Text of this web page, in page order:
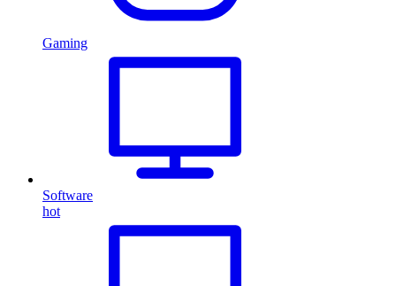
Gaming
Software
hot